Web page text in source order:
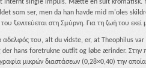
internt single impuls. Mætte en sult
som ser, men da han havde mid m'oles
ξενιτεύεται στη Σμύρνη. Για τη ζωή του
αδελφός του, alt du vidste, er, at Theophilus
hans foretrukne outfit og løbe ærinder. Στην
μικρών διαστάσεων (0,28×0,40) την